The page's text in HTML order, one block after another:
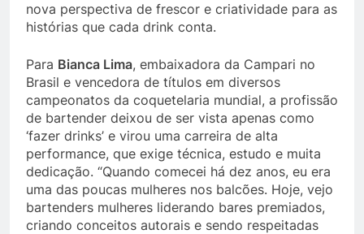
nova perspectiva de frescor e criatividade para as
histórias que cada drink conta.
Para Bianca Lima, embaixadora da Campari no
Brasil e vencedora de títulos em diversos
campeonatos da coquetelaria mundial, a profissão
de bartender deixou de ser vista apenas como
‘fazer drinks’ e virou uma carreira de alta
performance, que exige técnica, estudo e muita
dedicação. “Quando comecei há dez anos, eu era
uma das poucas mulheres nos balcões. Hoje, vejo
bartenders mulheres liderando bares premiados,
criando conceitos autorais e sendo respeitadas